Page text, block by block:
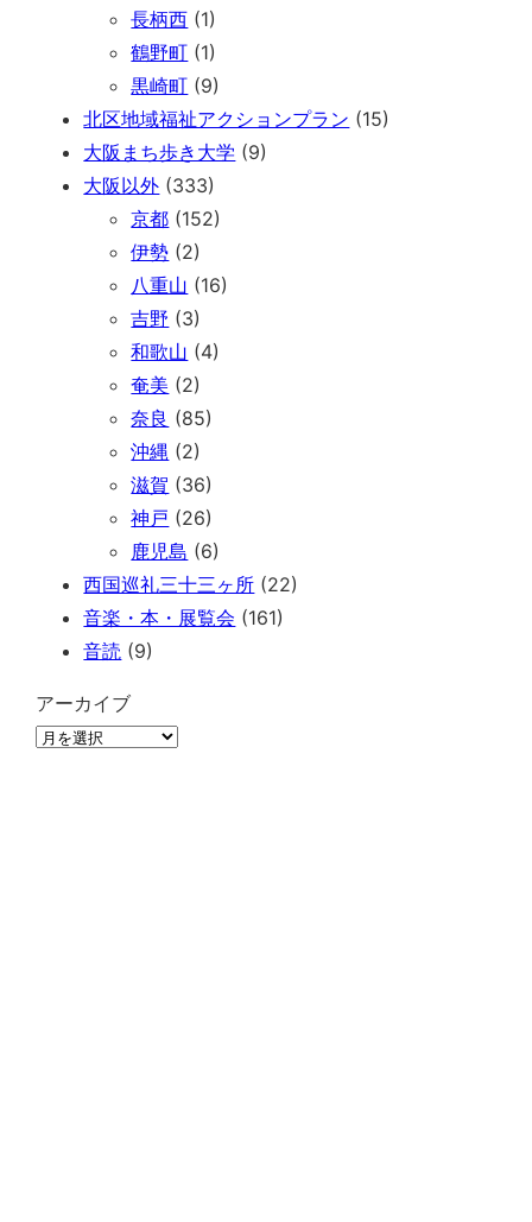
長柄西 (1)
鶴野町 (1)
黒崎町 (9)
北区地域福祉アクションプラン (15)
大阪まち歩き大学 (9)
大阪以外 (333)
京都 (152)
伊勢 (2)
八重山 (16)
吉野 (3)
和歌山 (4)
奄美 (2)
奈良 (85)
沖縄 (2)
滋賀 (36)
神戸 (26)
鹿児島 (6)
西国巡礼三十三ヶ所 (22)
音楽・本・展覧会 (161)
音読 (9)
アーカイブ